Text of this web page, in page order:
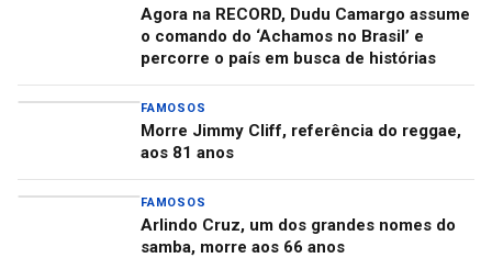
Agora na RECORD, Dudu Camargo assume
o comando do ‘Achamos no Brasil’ e
percorre o país em busca de histórias
FAMOSOS
Morre Jimmy Cliff, referência do reggae,
aos 81 anos
FAMOSOS
Arlindo Cruz, um dos grandes nomes do
samba, morre aos 66 anos